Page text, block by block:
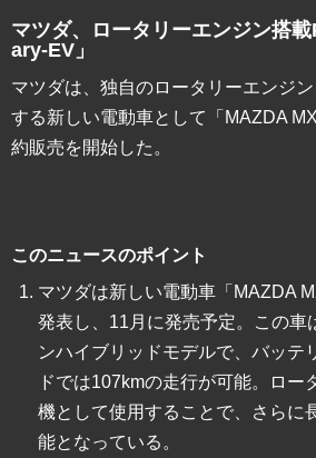
マツダ、ロータリーエンジン搭
ary-EV」
マツダは、独自のロータリーエンジ
する新しい電動車として「MAZDA
約販売を開始した。
このニュースのポイント
マツダは新しい電動車「MAZDA
発表し、11月に発売予定。この車
ンハイブリッドモデルで、バッテ
ドでは107kmの走行が可能。ロー
機として使用することで、さらに
能となっている。